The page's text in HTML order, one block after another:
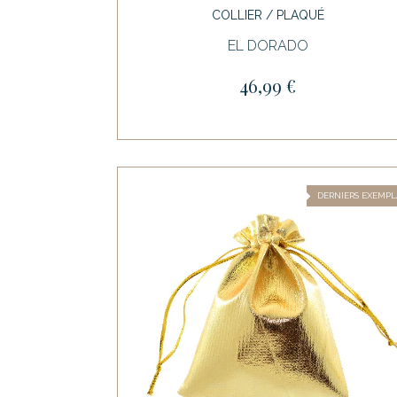
COLLIER / PLAQUÉ
EL DORADO
46,99 €
DERNIERS